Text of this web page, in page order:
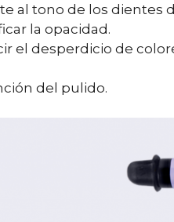
al tono de los dientes
la opacidad.
el desperdicio de
del pulido.